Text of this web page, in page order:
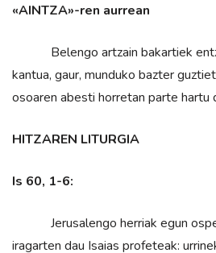
«AINTZA»-ren aurrean
Belengo artzain bakartiek
kantua, gaur, munduko bazter
osoaren abesti horretan parte hartu
HITZAREN LITURGIA
Is 60, 1-6:
Jerusalengo herriak egun
iragarten dau Isaias profeteak: